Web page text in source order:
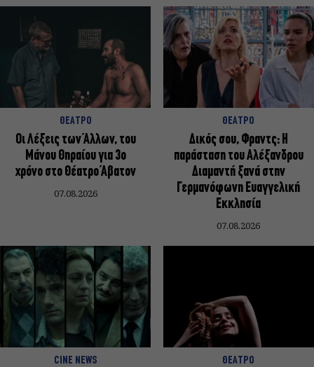
ΘΕΑΤΡΟ
Οι Λέξεις των Άλλων, του
Μάνου Θηραίου για 3ο
χρόνο στο Θέατρο Άβατον
07.08.2026
ΘΕΑΤΡΟ
Δικός σου, Φραντς: Η
παράσταση του Αλέξανδρου
Διαμαντή ξανά στην
Γερμανόφωνη Ευαγγελική
Εκκλησία
07.08.2026
CINE NEWS ΘΕΑΤΡΟ